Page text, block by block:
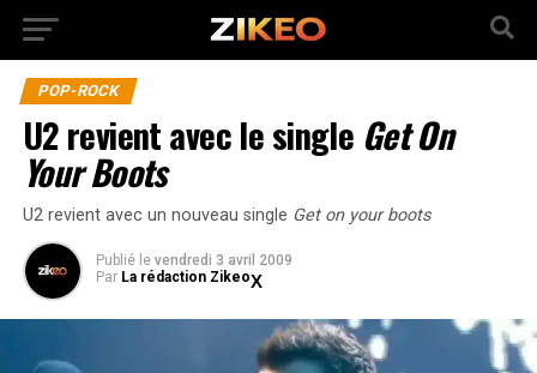
POP-ROCK
U2 revient avec le single Get On
Your Boots
U2 revient avec un nouveau single Get on your boots
Publié le vendredi 3 avril 2009
Par La rédaction Zikeo